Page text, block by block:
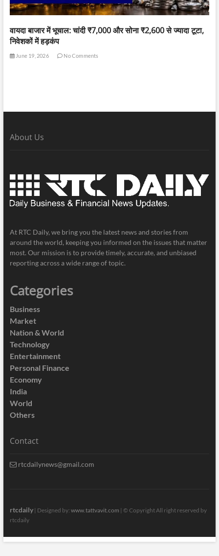
वायदा बाजार में भूचाल: चांदी ₹7,000 और सोना ₹2,600 से ज्यादा टूटा,
निवेशकों में हड़कंप
June 19, 2026 No Comments
About Us
At RTC Daily, we bring you the latest news and stories from
around the world, keeping you informed on the issues that matter
most. Our mission is to provide timely, accurate, and unbiased
reporting across a wide range of topic.
Categories
Business
Market
Nation & World
Technology
Entertainment
Personal Finance
Economy
India
World
Others
Contact
rtcdailynews@gmail.com
rtcdaily| Designed by: www.tattvavit.com | © Copyright All right reserved by
rtcdaily